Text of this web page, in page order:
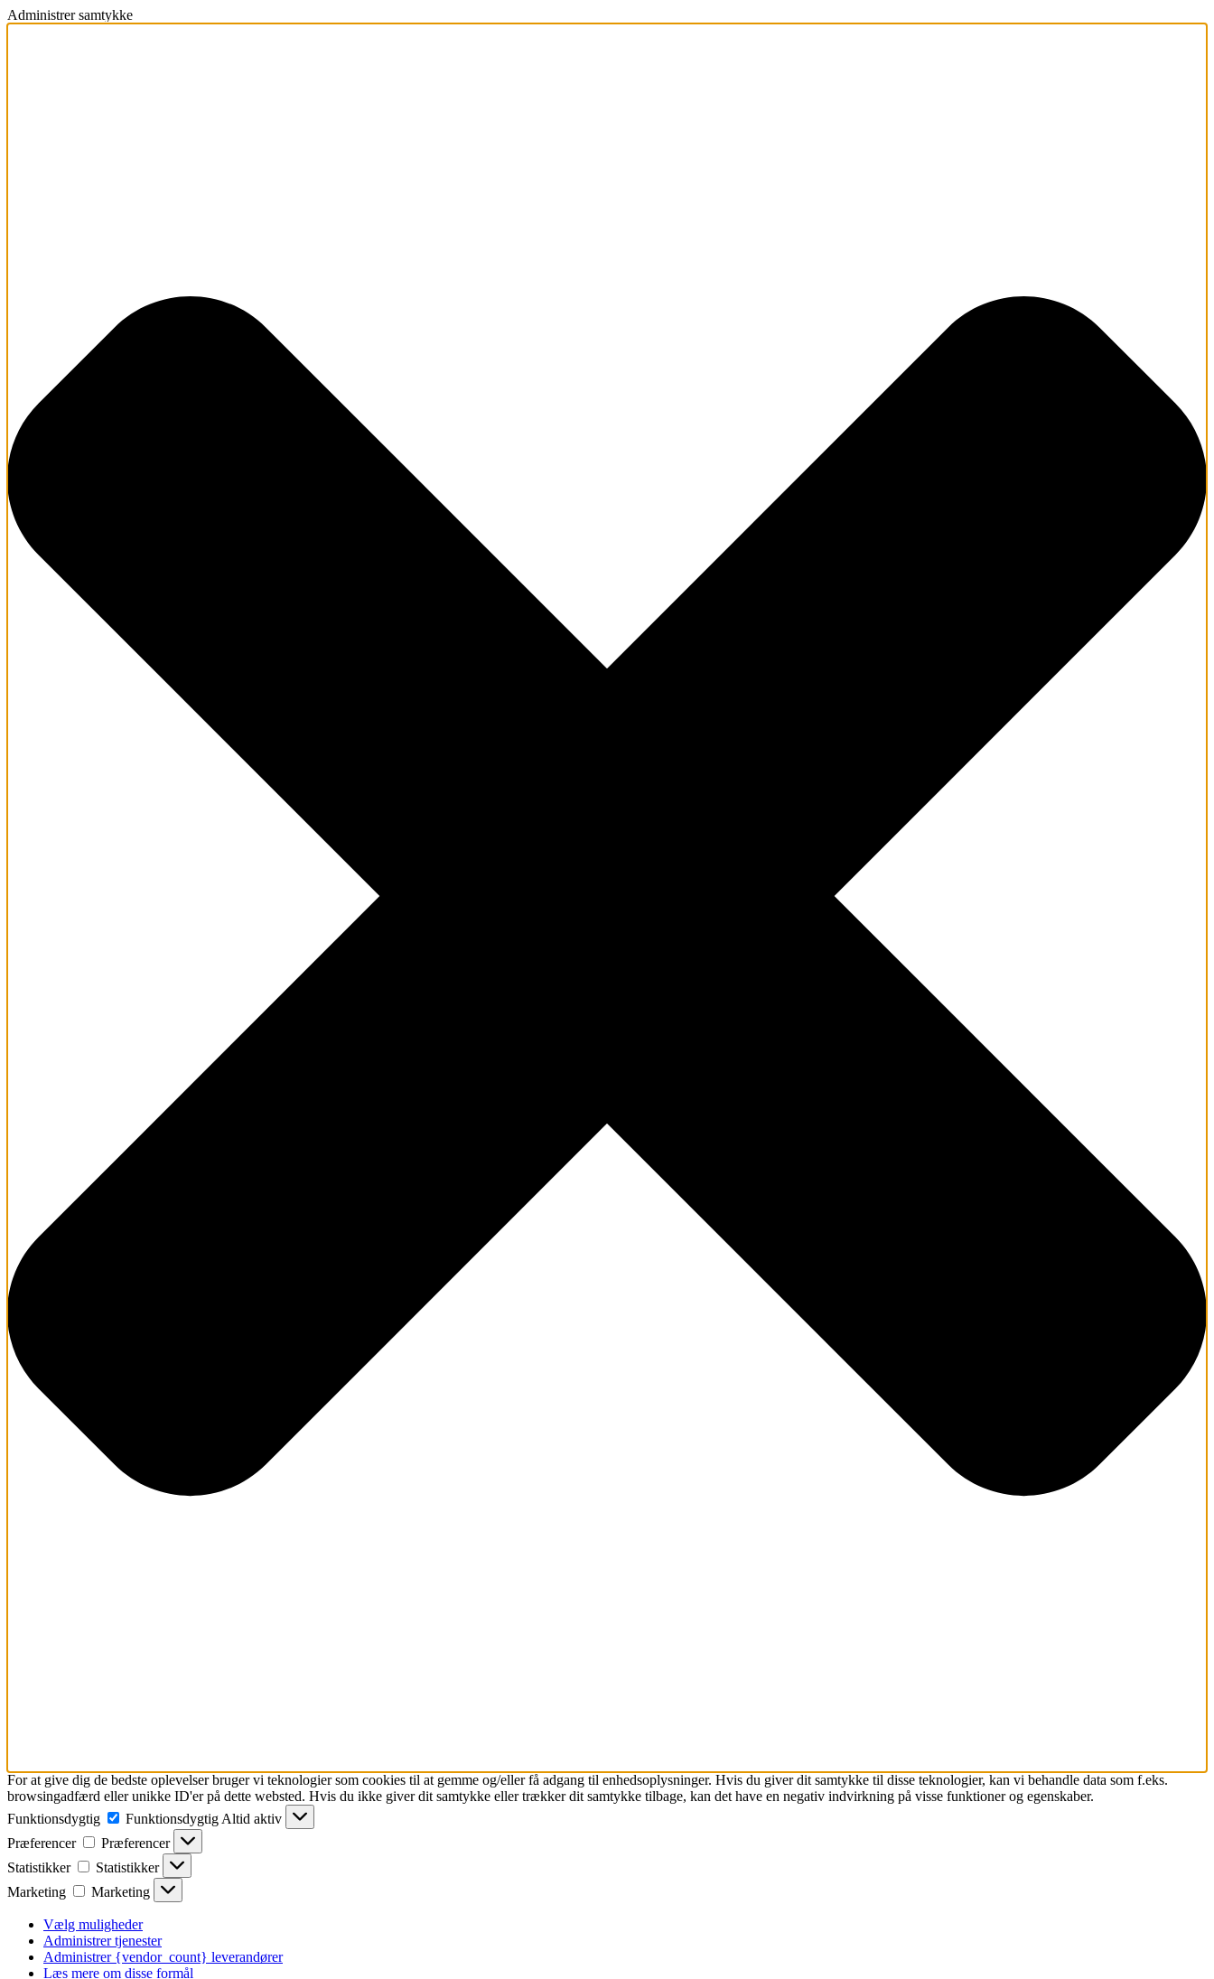
Administrer samtykke
For at give dig de bedste oplevelser bruger vi teknologier som cookies til at gemme og/eller få adgang til enhedsoplysninger. Hvis du giver dit samtykke til disse teknologier, kan vi behandle data som f.eks.
browsingadfærd eller unikke ID'er på dette websted. Hvis du ikke giver dit samtykke eller trækker dit samtykke tilbage, kan det have en negativ indvirkning på visse funktioner og egenskaber.
Funktionsdygtig
Funktionsdygtig Altid aktiv
Præferencer
Præferencer
Statistikker
Statistikker
Marketing
Marketing
Vælg muligheder
Administrer tjenester
Administrer {vendor_count} leverandører
Læs mere om disse formål